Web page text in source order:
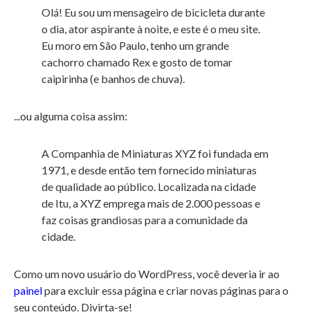
Olá! Eu sou um mensageiro de bicicleta durante
o dia, ator aspirante à noite, e este é o meu site.
Eu moro em São Paulo, tenho um grande
cachorro chamado Rex e gosto de tomar
caipirinha (e banhos de chuva).
...ou alguma coisa assim:
A Companhia de Miniaturas XYZ foi fundada em
1971, e desde então tem fornecido miniaturas
de qualidade ao público. Localizada na cidade
de Itu, a XYZ emprega mais de 2.000 pessoas e
faz coisas grandiosas para a comunidade da
cidade.
Como um novo usuário do WordPress, você deveria ir ao
painelpara excluir essa página e criar novas páginas para o
seu conteúdo. Divirta-se!